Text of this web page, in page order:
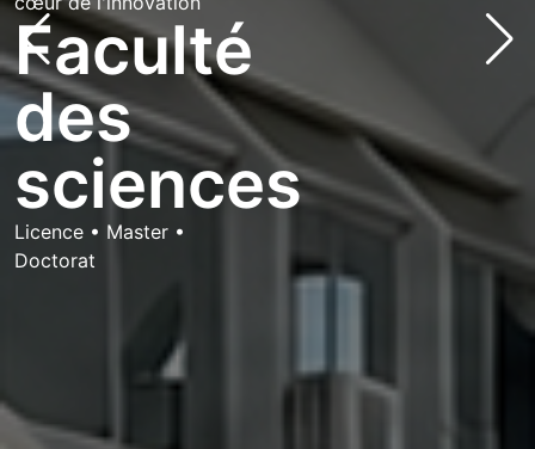
bg via: none found
Faculté
des
sciences
Licence • Master •
Doctorat